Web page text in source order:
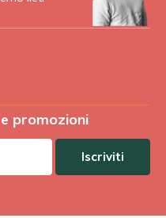
promozioni
Iscriviti